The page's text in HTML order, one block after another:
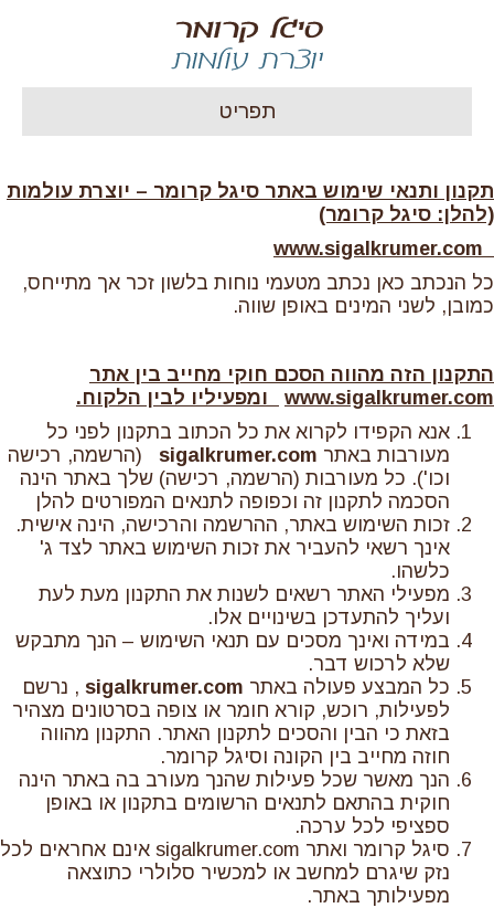
תפריט
תקנון ותנאי שימוש באתר סיגל קרומר – יוצרת עולמות
(להלן: סיגל קרומר)
www.sigalkrumer.com
כל הנכתב כאן נכתב מטעמי נוחות בלשון זכר אך מתייחס,
כמובן, לשני המינים באופן שווה.
התקנון הזה מהווה הסכם חוקי מחייב בין אתר
www.sigalkrumer.com
ומפעיליו לבין הלקוח.
אנא הקפידו לקרוא את כל הכתוב בתקנון לפני כל
מעורבות באתר sigalkrumer.com (הרשמה, רכישה
וכו'). כל מעורבות (הרשמה, רכישה) שלך באתר הינה
הסכמה לתקנון זה וכפופה לתנאים המפורטים להלן
זכות השימוש באתר, ההרשמה והרכישה, הינה אישית.
אינך רשאי להעביר את זכות השימוש באתר לצד ג'
כלשהו.
מפעילי האתר רשאים לשנות את התקנון מעת לעת
ועליך להתעדכן בשינויים אלו.
במידה ואינך מסכים עם תנאי השימוש – הנך מתבקש
שלא לרכוש דבר.
כל המבצע פעולה באתר sigalkrumer.com , נרשם
לפעילות, רוכש, קורא חומר או צופה בסרטונים מצהיר
בזאת כי הבין והסכים לתקנון האתר. התקנון מהווה
חוזה מחייב בין הקונה וסיגל קרומר.
הנך מאשר שכל פעילות שהנך מעורב בה באתר הינה
חוקית בהתאם לתנאים הרשומים בתקנון או באופן
ספציפי לכל ערכה.
סיגל קרומר ואתר sigalkrumer.com אינם אחראים לכל
נזק שיגרם למחשב או למכשיר סלולרי כתוצאה
מפעילותך באתר.